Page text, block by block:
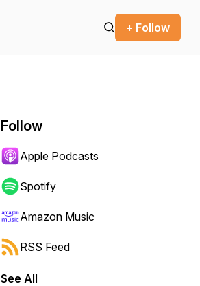
+ Follow
Follow
Apple Podcasts
Spotify
Amazon Music
RSS Feed
See All